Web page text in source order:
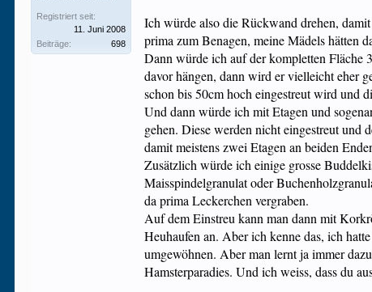
Registriert seit:
11. Juni 2008
Beiträge:
698
Ich würde also die Rückwand drehen,
prima zum Benagen, meine Mädels hätten
Dann würde ich auf der kompletten Fläche
davor hängen, dann wird er vielleicht eher
schon bis 50cm hoch eingestreut wird und
Und dann würde ich mit Etagen und
gehen. Diese werden nicht eingestreut und
damit meistens zwei Etagen an beiden
Zusätzlich würde ich einige grosse
Maisspindelgranulat oder
da prima Leckerchen vergraben.
Auf dem Einstreu kann man dann mit
Heuhaufen an. Aber ich kenne das, ich
umgewöhnen. Aber man lernt ja immer
Hamsterparadies. Und ich weiss, dass du